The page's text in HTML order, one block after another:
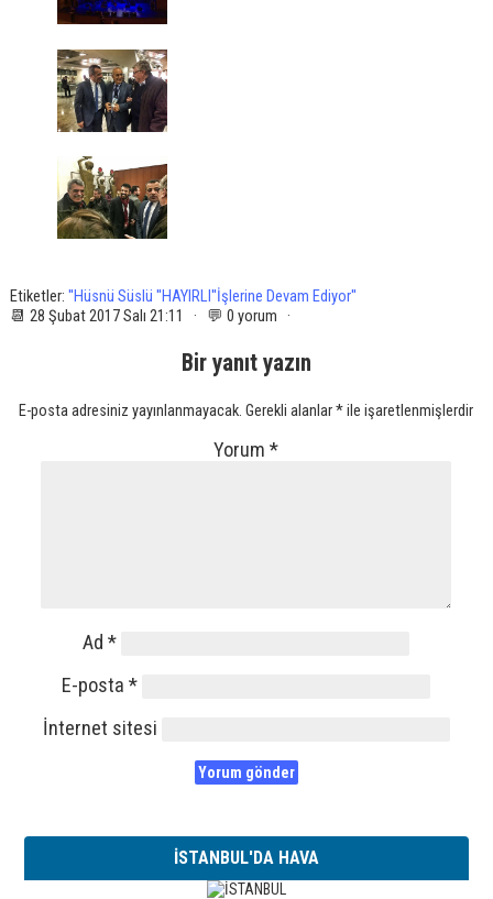
Etiketler: ''Hüsnü Süslü ''HAYIRLI''İşlerine Devam Ediyor''
📆 28 Şubat 2017 Salı 21:11 · 💬 0 yorum ·
Bir yanıt yazın
E-posta adresiniz yayınlanmayacak. Gerekli alanlar*ile işaretlenmişlerdir
Yorum*
Ad*
E-posta*
İnternet sitesi
İSTANBUL'DA HAVA